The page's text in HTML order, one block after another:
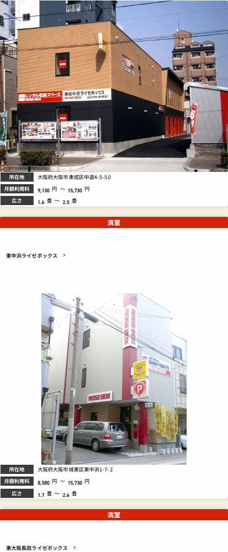
所在地 大阪府大阪市東成区中道4-5-50
月額利用料 9,130 円 ～ 15,730 円
広さ 1.6 畳 ～ 2.5 畳
東中浜ライゼボックス
満室
所在地 大阪府大阪市城東区東中浜1-7-2
月額利用料 8,580 円 ～ 15,730 円
広さ 1.7 畳 ～ 2.6 畳
東大阪長田ライゼボックス
満室